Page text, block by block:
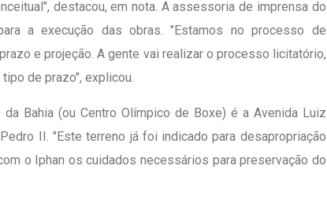
destacou, em nota. A assessoria de imprensa do
a execução das obras. "Estamos no processo de
e projeção. A gente vai realizar o processo licitatório,
de prazo", explicou.
Bahia (ou Centro Olímpico de Boxe) é a Avenida Luiz
II. "Este terreno já foi indicado para desapropriação
o Iphan os cuidados necessários para preservação do